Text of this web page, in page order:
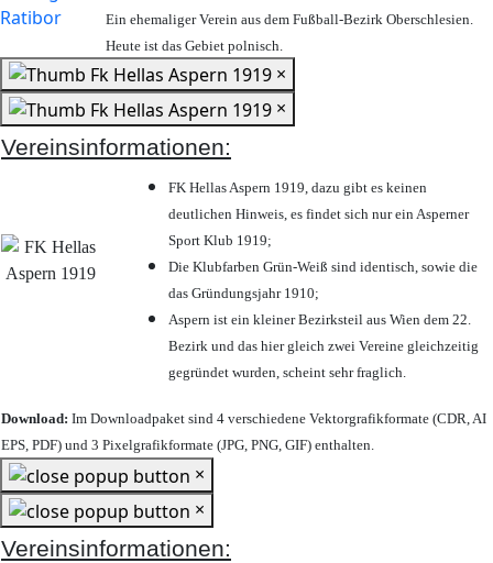
Ein ehemaliger Verein aus dem Fußball-Bezirk Oberschlesien.
Heute ist das Gebiet polnisch.
×
×
Vereinsinformationen:
FK Hellas Aspern 1919, dazu gibt es keinen
deutlichen Hinweis, es findet sich nur ein Asperner
Sport Klub 1919;
Die Klubfarben Grün-Weiß sind identisch, sowie die
das Gründungsjahr 1910;
Aspern ist ein kleiner Bezirksteil aus Wien dem 22.
Bezirk und das hier gleich zwei Vereine gleichzeitig
gegründet wurden, scheint sehr fraglich.
Download: Im Downloadpaket sind 4 verschiedene Vektorgrafikformate (CDR, AI
EPS, PDF) und 3 Pixelgrafikformate (JPG, PNG, GIF) enthalten.
×
×
Vereinsinformationen: